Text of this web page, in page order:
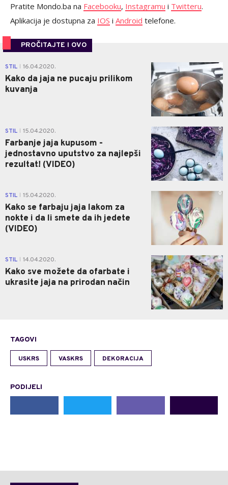
Pratite Mondo.ba na Facebooku, Instagramu i Twitteru.
Aplikacija je dostupna za IOS i Android telefone.
PROČITAJTE I OVO
STIL 16.04.2020.
Kako da jaja ne pucaju prilikom
kuvanja
0
STIL 15.04.2020.
Farbanje jaja kupusom -
jednostavno uputstvo za najlepši
rezultat! (VIDEO)
0
STIL 15.04.2020.
Kako se farbaju jaja lakom za
nokte i da li smete da ih jedete
(VIDEO)
0
STIL 14.04.2020.
Kako sve možete da ofarbate i
ukrasite jaja na prirodan način
0
TAGOVI
USKRS VASKRS DEKORACIJA
PODIJELI